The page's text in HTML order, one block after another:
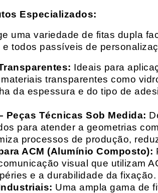
Especializados:
uma variedade de fitas dupla
todos passíveis de
Ideais para
transparentes como
da espessura e do tipo de
Peças Técnicas Sob Medida:
para atender a geometrias
processos de produção,
ACM (Alumínio Composto):
visual que utilizam
e a durabilidade da fixação.
Uma ampla gama de